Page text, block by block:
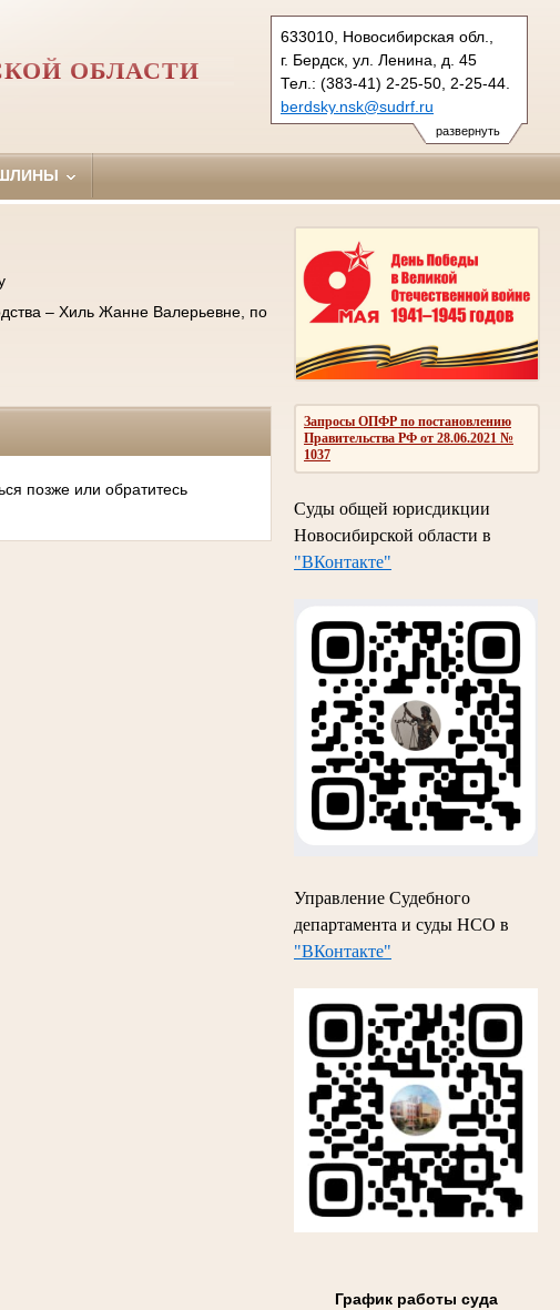
развернуть
633010, Новосибирская обл.,
г. Бердск, ул. Ленина, д. 45
Тел.: (383-41) 2-25-50, 2-25-44.
berdsky.nsk@sudrf.ru
ОБЛАСТИ
Запросы ОПФР по постановлению
Правительства РФ от 28.06.2021 №
1037
Суды общей юрисдикции
Новосибирской области в
"ВКонтакте"
Управление Судебного
департамента и суды НСО в
"ВКонтакте"
График работы суда
– Хиль Жанне Валерьевне, по
позже или обратитесь